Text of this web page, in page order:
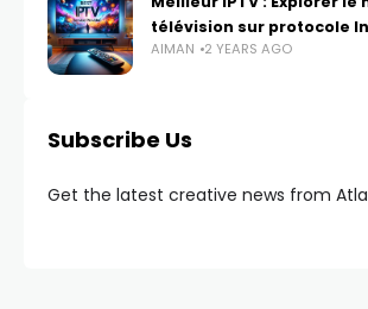
télévision sur protocole
AIMAN 2 YEARS AGO
Subscribe Us
Get the latest creative news from